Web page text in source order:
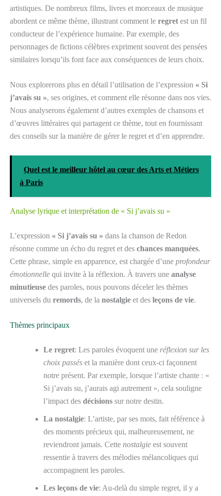
artistiques. De nombreux films, livres et morceaux de musique
abordent ce même thème, illustrant comment le regret est un fil
conducteur de l’expérience humaine. Par exemple, des
personnages de fictions célèbres expriment souvent des pensées
similaires lorsqu’ils font face aux conséquences de leurs choix.
Nous explorerons plus en détail l’utilisation de l’expression « Si
j’avais su », ses origines, et comment elle résonne dans nos vies.
Nous analyserons également d’autres exemples de chansons et
d’œuvres littéraires qui partagent ce thème, tout en fournissant
des conseils sur la manière de gérer le regret et d’en apprendre.
Quel est le meilleur hôtel au cœur des Arts et Métiers
à Paris
Analyse lyrique et interprétation de « Si j’avais su »
L’expression « Si j’avais su » dans la chanson de Redon
résonne comme un écho du regret et des chances manquées.
Cette phrase, simple en apparence, est chargée d’une profondeur
émotionnelle qui invite à la réflexion. À travers une analyse
minutieuse des paroles, nous pouvons déceler les thèmes
universels du remords, de la nostalgie et des leçons de vie.
Thèmes principaux
Le regret: Les paroles évoquent une réflexion sur les
choix passés et la manière dont ceux-ci façonnent
notre présent. Par exemple, lorsque l’artiste chante : «
Si j’avais su, j’aurais agi autrement », cela souligne
l’impact des décisions sur notre destin.
La nostalgie: L’artiste, par ses mots, fait référence à
des moments précieux qui, malheureusement, ne
reviendront jamais. Cette nostalgie est souvent
ressentie à travers des mélodies mélancoliques qui
accompagnent les paroles.
Les leçons de vie: Au-delà du simple regret, il y a